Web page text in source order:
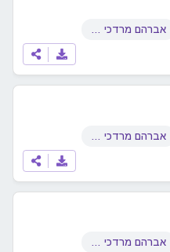
אברהם מרדכי שוורץ
אברהם מרדכי שוורץ
אברהם מרדכי שוורץ